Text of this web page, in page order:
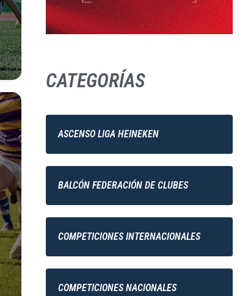
CATEGORÍAS
ASCENSO LIGA HEINEKEN
BALCÓN FEDERACIÓN DE CLUBES
COMPETICIONES INTERNACIONALES
COMPETICIONES NACIONALES